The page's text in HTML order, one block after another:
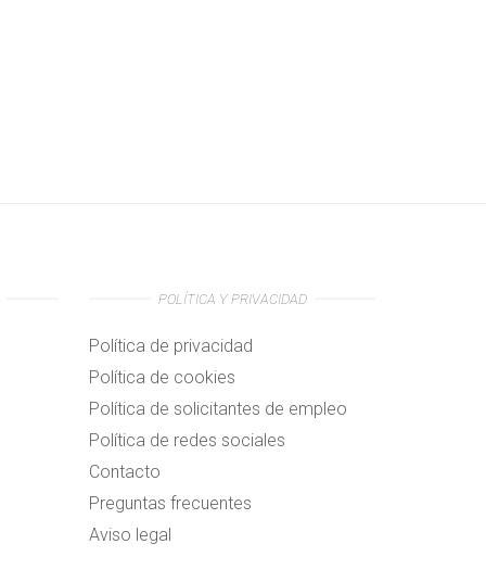
POLÍTICA Y PRIVACIDAD
Política de privacidad
Política de cookies
Política de solicitantes de empleo
Política de redes sociales
Contacto
Preguntas frecuentes
Aviso legal